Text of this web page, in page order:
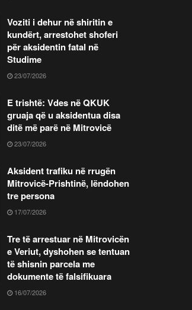
Voziti i dehur në shiritin e
kundërt, arrestohet shoferi
për aksidentin fatal në
Studime
23/07/2026
E trishtë: Vdes në QKUK
gruaja që u aksidentua disa
ditë më parë në Mitrovicë
23/07/2026
Aksident trafiku në rrugën
Mitrovicë-Prishtinë, lëndohen
tre persona
17/07/2026
Tre të arrestuar në Mitrovicën
e Veriut, dyshohen se tentuan
të shisnin parcela me
dokumente të falsifikuara
16/07/2026